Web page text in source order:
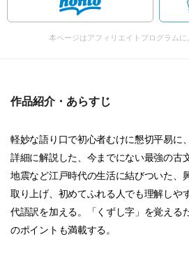
本ページはアフィリエイトプログラム
作品紹介・あらすじ
軽妙な語り口で初心者むけに懇切平易に
詳細に解説した、今までにない最強の古
地震など江戸時代の生活に結びついた、
取り上げ、初めてふれる人でも理解しや
代語訳を加える。「くずし字」を覚える
のポイントも満載する。